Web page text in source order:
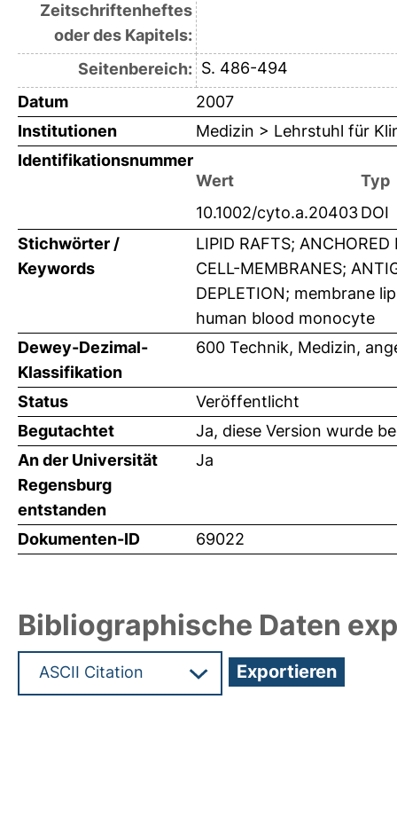
Zeitschriftenheftes
oder des Kapitels:
Seitenbereich: S. 486-494
Datum
2007
Institutionen
Medizin > Lehrstuhl für
Identifikationsnummer
Wert
Typ
10.1002/cyto.a.20403DOI
Stichwörter /
Keywords
LIPID RAFTS; ANCHORED
CELL-MEMBRANES;
DEPLETION; membrane
human blood monocyte
Dewey-Dezimal-
Klassifikation
600 Technik, Medizin,
Status
Veröffentlicht
Begutachtet
Ja, diese Version wurde
An der Universität
Regensburg
entstanden
Ja
Dokumenten-ID 69022
Bibliographische Daten